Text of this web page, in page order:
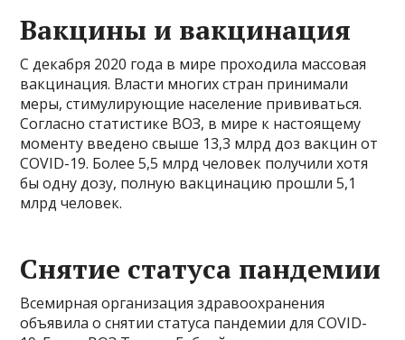
Вакцины и вакцинация
С декабря 2020 года в мире проходила массовая
вакцинация. Власти многих стран принимали
меры, стимулирующие население прививаться.
Согласно статистике ВОЗ, в мире к настоящему
моменту введено свыше 13,3 млрд доз вакцин от
COVID-19. Более 5,5 млрд человек получили хотя
бы одну дозу, полную вакцинацию прошли 5,1
млрд человек.
Снятие статуса пандемии
Всемирная организация здравоохранения
объявила о снятии статуса пандемии для COVID-